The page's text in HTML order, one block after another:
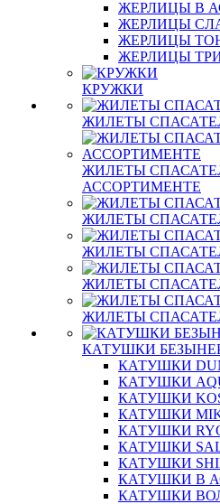
ЖЕРЛИЦЫ В
ЖЕРЛИЦЫ
ЖЕРЛИЦЫ
ЖЕРЛИЦЫ
КРУЖКИ
ЖИЛЕТЫ
ЖИЛЕТЫ
АССОРТИМЕНТЕ
ЖИЛЕТЫ
ЖИЛЕТЫ
ЖИЛЕТЫ
ЖИЛЕТЫ
КАТУШКИ
КАТУШКИ
КАТУШКИ
КАТУШКИ
КАТУШКИ
КАТУШКИ
КАТУШКИ
КАТУШКИ
КАТУШКИ В
КАТУШКИ